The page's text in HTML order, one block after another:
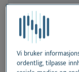
21 april 2026
Nederlands
Vi bruker
ordentlig, tilpasse